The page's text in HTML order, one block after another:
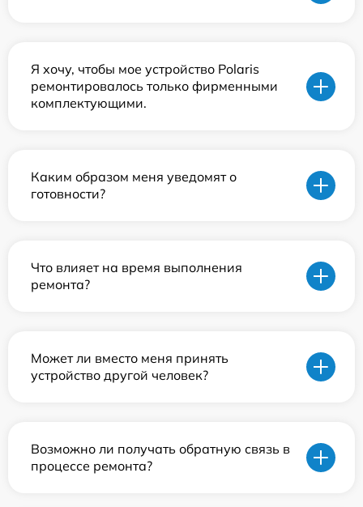
Я хочу, чтобы мое устройство Polaris
ремонтировалось только фирменными
комплектующими.
Каким образом меня уведомят о
готовности?
Что влияет на время выполнения
ремонта?
Может ли вместо меня принять
устройство другой человек?
Возможно ли получать обратную связь в
процессе ремонта?